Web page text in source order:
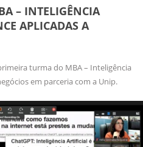
– INTELIGÊNCIA
APLICADAS A
turma do MBA – Inteligência
em parceria com a Unip.